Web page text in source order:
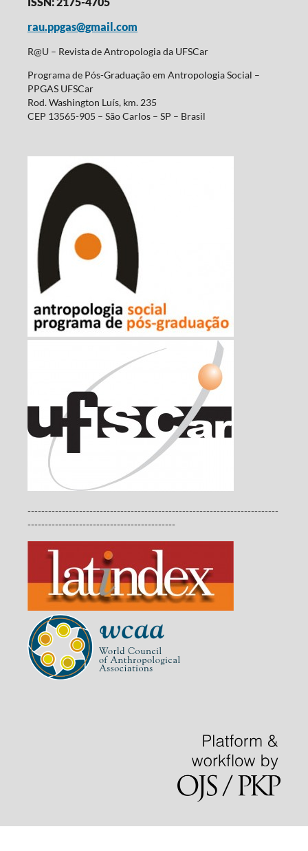
rau.ppgas@gmail.com
R@U – Revista de Antropologia da UFSCar
Programa de Pós-Graduação em Antropologia Social –
PPGAS UFSCar
Rod. Washington Luís, km. 235
CEP 13565-905 – São Carlos – SP – Brasil
-------------------------------------------------------------------------
-------------------------------------------